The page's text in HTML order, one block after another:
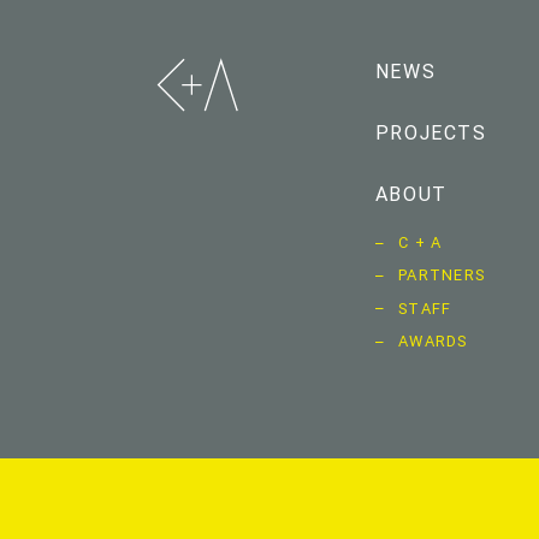
NEWS
PROJECTS
ABOUT
C + A
PARTNERS
STAFF
AWARDS